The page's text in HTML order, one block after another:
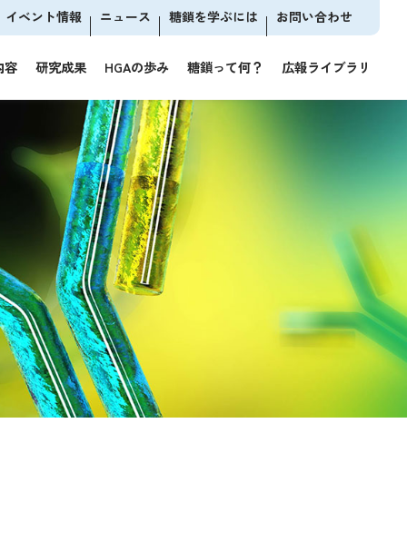
容 研究成果 HGAの歩み 糖鎖って何？ 広報ライブラリ
イベント情報 ニュース 糖鎖を学ぶには お問い合わせ